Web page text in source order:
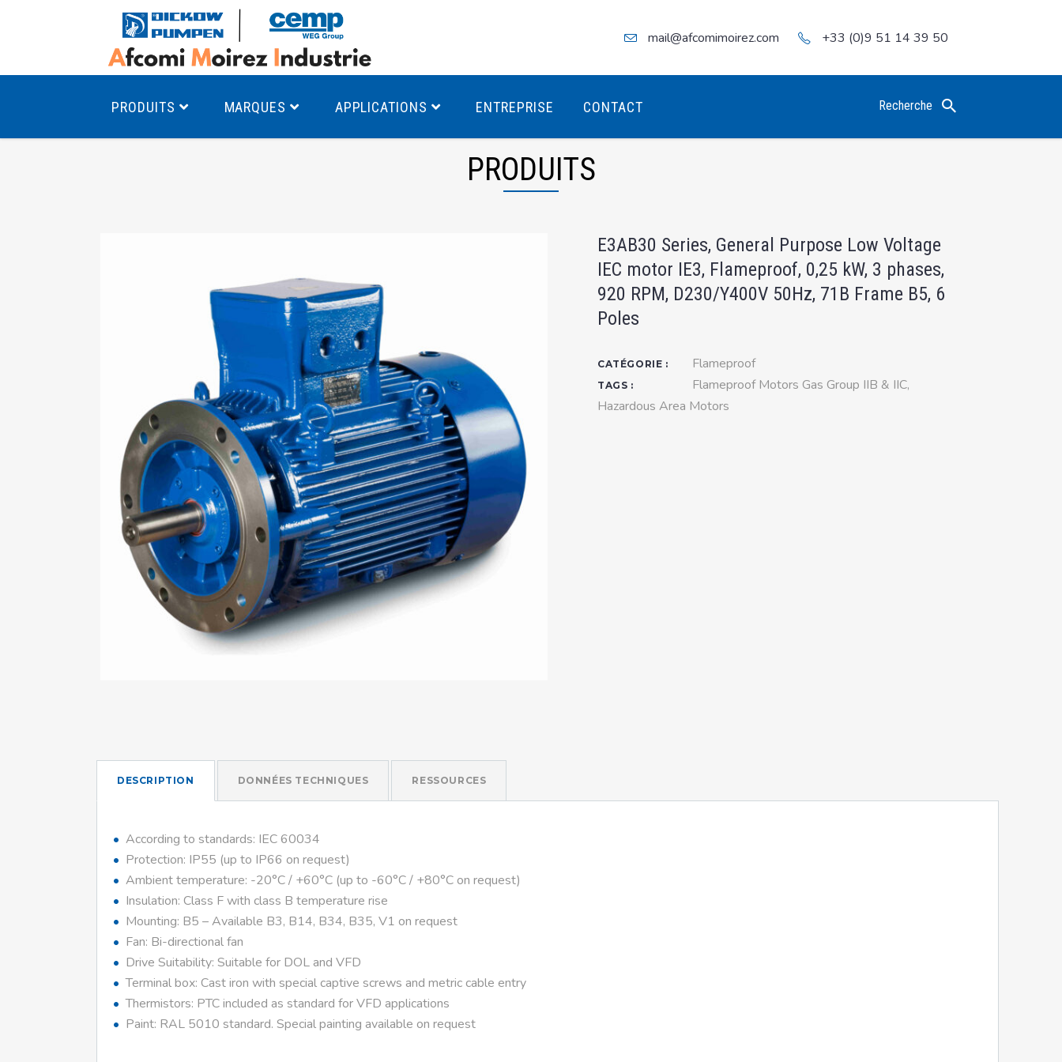
mail@afcomimoirez.com +33 (0)9 51 14 39 50
PRODUITS
Pompes à engrenages
Moteurs Antidéflagrants ÉCO T4
Moteurs Antidéflagrants ÉCO T3
Moteurs standards (non
Antidéflagrants)
Moteurs Antidéflagrants NEMA
(Normes Américaines)
MARQUES APPLICATIONS ENTREPRISE CONTACT Recherche
PRODUITS
E3AB30 Series, General Purpose Low Voltage
IEC motor IE3, Flameproof, 0,25 kW, 3 phases,
920 RPM, D230/Y400V 50Hz, 71B Frame B5, 6
Poles
CATÉGORIE : Flameproof
TAGS : Flameproof Motors Gas Group IIB & IIC,
Hazardous Area Motors
DESCRIPTION DONNÉES TECHNIQUES RESSOURCES
According to standards: IEC 60034
Protection: IP55 (up to IP66 on request)
Ambient temperature: -20°C / +60°C (up to -60°C / +80°C on request)
Insulation: Class F with class B temperature rise
Mounting: B5 – Available B3, B14, B34, B35, V1 on request
Fan: Bi-directional fan
Drive Suitability: Suitable for DOL and VFD
Terminal box: Cast iron with special captive screws and metric cable entry
Thermistors: PTC included as standard for VFD applications
Paint: RAL 5010 standard. Special painting available on request